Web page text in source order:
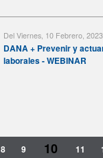
DelViernes, 10 Febrero,
DANA + Prevenir y
laborales - WEBINAR
8 9 10 11